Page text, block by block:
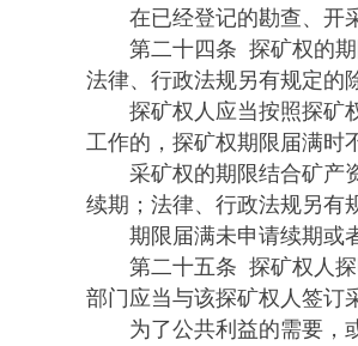
在已经登记的勘查、开采
第二十四条 探矿权的期限
法律、行政法规另有规定的
探矿权人应当按照探矿权
工作的，探矿权期限届满时
采矿权的期限结合矿产资
续期；法律、行政法规另有
期限届满未申请续期或者
第二十五条 探矿权人探明
部门应当与该探矿权人签订
为了公共利益的需要，或